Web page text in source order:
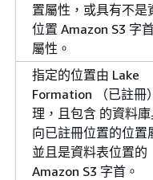
置屬性，或具有不是
位置 Amazon S3 字
屬性。
指定的位置由 Lake
Formation （已註冊
理，且包含 的資料
向已註冊位置的位置
並且是資料表位置的
Amazon S3 字首。